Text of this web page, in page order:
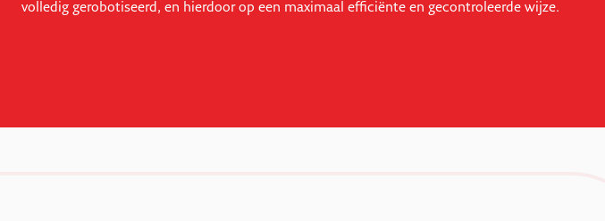
volledig gerobotiseerd, en hierdoor op een maximaal efficiënte en gecontroleerde wijze.